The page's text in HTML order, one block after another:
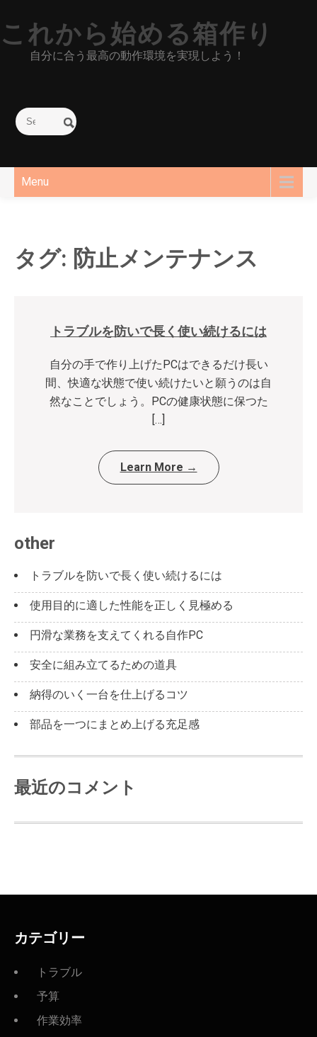
to
content
これから始める箱作り
自分に合う最高の動作環境を実現しよう！
Menu
タグ: 防止メンテナンス
トラブルを防いで長く使い続けるには
自分の手で作り上げたPCはできるだけ長い
間、快適な状態で使い続けたいと願うのは自
然なことでしょう。PCの健康状態に保つた
[…]
Learn More →
other
トラブルを防いで長く使い続けるには
使用目的に適した性能を正しく見極める
円滑な業務を支えてくれる自作PC
安全に組み立てるための道具
納得のいく一台を仕上げるコツ
部品を一つにまとめ上げる充足感
最近のコメント
カテゴリー
トラブル
予算
作業効率